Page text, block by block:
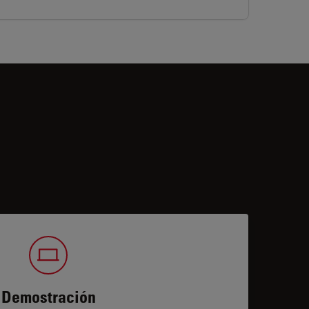
Demostración